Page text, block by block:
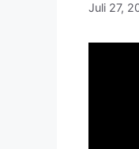
Juli 27,